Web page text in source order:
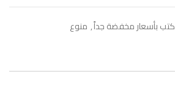
كتب بأسعار مخفضة جداً, منوع